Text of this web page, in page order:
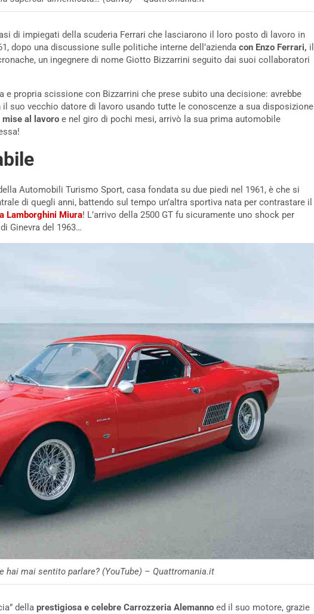
di impiegati della scuderia Ferrari che lasciarono il loro posto di lavoro in
dopo una discussione sulle politiche interne dell’azienda con Enzo Ferrari, il
un ingegnere di nome Giotto Bizzarrini seguito dai suoi collaboratori
e propria scissione con Bizzarrini che prese subito una decisione: avrebbe
suo vecchio datore di lavoro usando tutte le conoscenze a sua disposizione
mise al lavoro e nel giro di pochi mesi, arrivò la sua prima automobile
Automobili Turismo Sport, casa fondata su due piedi nel 1961, è che si
di quegli anni, battendo sul tempo un’altra sportiva nata per contrastare il
Lamborghini Miura! L’arrivo della 2500 GT fu sicuramente uno shock per
Ginevra del 1963…
hai mai sentito parlare? (YouTube) – Quattromania.it
della prestigiosa e celebre Carrozzeria Alemanno ed il suo motore, grazie